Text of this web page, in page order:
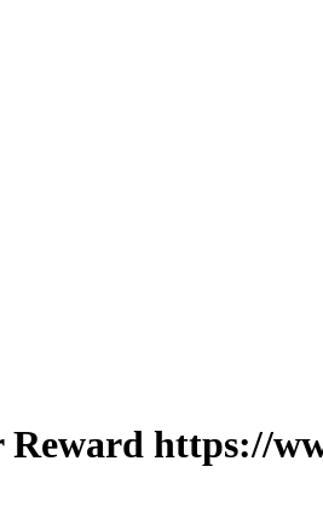
https://